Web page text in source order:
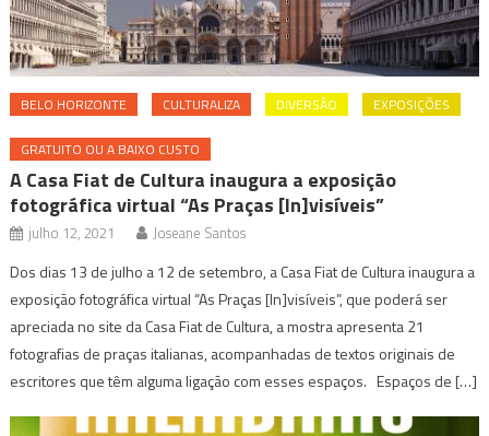
BELO HORIZONTE CULTURALIZA DIVERSÃO EXPOSIÇÕES
GRATUITO OU A BAIXO CUSTO
A Casa Fiat de Cultura inaugura a exposição
fotográfica virtual “As Praças [In]visíveis”
julho 12, 2021 Joseane Santos
Dos dias 13 de julho a 12 de setembro, a Casa Fiat de Cultura inaugura a
exposição fotográfica virtual “As Praças [In]visíveis”, que poderá ser
apreciada no site da Casa Fiat de Cultura, a mostra apresenta 21
fotografias de praças italianas, acompanhadas de textos originais de
escritores que têm alguma ligação com esses espaços. Espaços de […]